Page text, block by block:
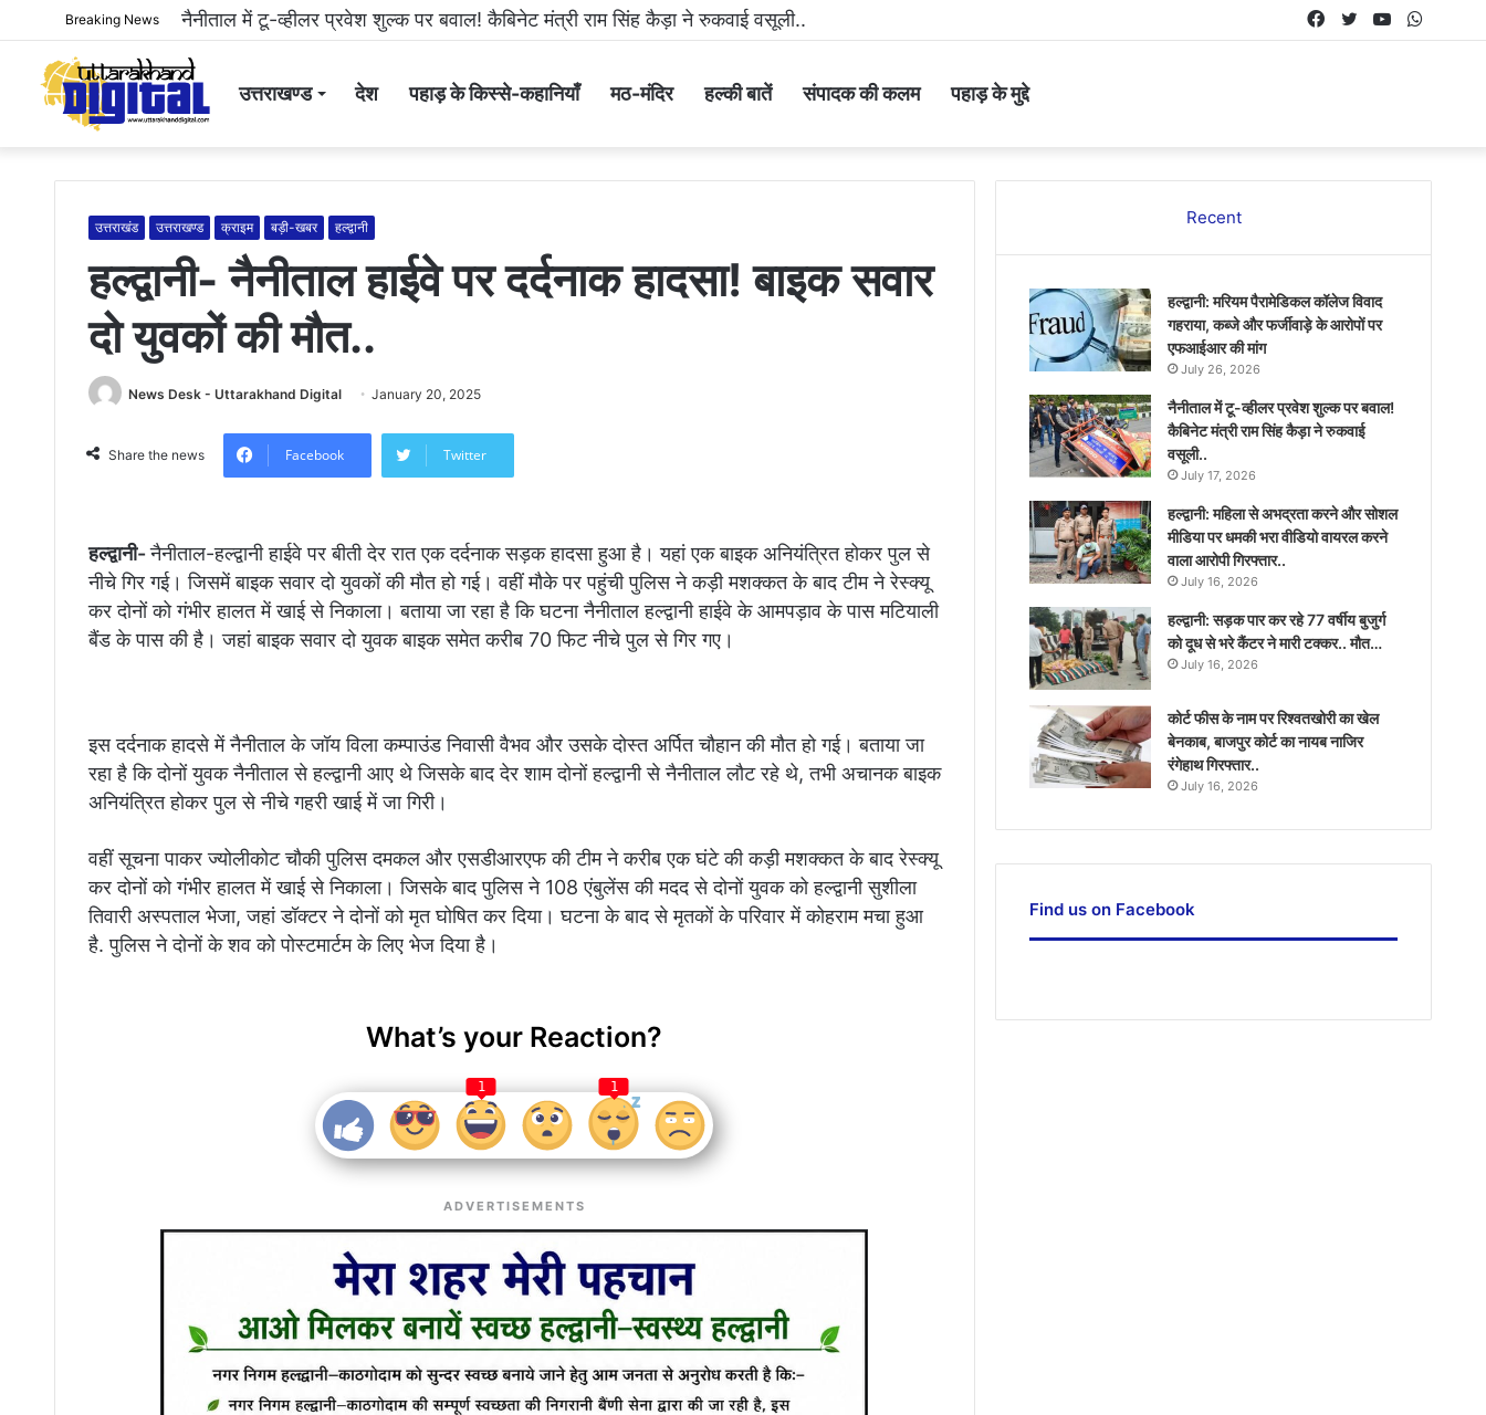
Breaking News हल्द्वानी: महिला से अभद्रता करने और सोशल मीडिया पर धमकी भरा वीडियो वायरल करने वाला आरोपी गिरफ्तार.. YouTube
Twitter
Facebook
उत्तराखण्ड देश पहाड़ के किस्से-कहानियाँ मठ-मंदिर हल्की बातें संपादक की कलम पहाड़ के मुद्दे
उत्तराखंड उत्तराखण्ड क्राइम बड़ी-खबर हल्द्वानी
हल्द्वानी- नैनीताल हाईवे पर दर्दनाक हादसा! बाइक सवार
दो युवकों की मौत..
News Desk - Uttarakhand Digital January 20, 2025
Share the news Facebook Twitter
हल्द्वानी-नैनीताल-हल्द्वानी हाईवे पर बीती देर रात एक दर्दनाक सड़क हादसा हुआ है। यहां एक बाइक अनियंत्रित होकर पुल से
नीचे गिर गई। जिसमें बाइक सवार दो युवकों की मौत हो गई। वहीं मौके पर पहुंची पुलिस ने कड़ी मशक्कत के बाद टीम ने रेस्क्यू
कर दोनों को गंभीर हालत में खाई से निकाला। बताया जा रहा है कि घटना नैनीताल हल्द्वानी हाईवे के आमपड़ाव के पास मटियाली
बैंड के पास की है। जहां बाइक सवार दो युवक बाइक समेत करीब 70 फिट नीचे पुल से गिर गए।
इस दर्दनाक हादसे में नैनीताल के जॉय विला कम्पाउंड निवासी वैभव और उसके दोस्त अर्पित चौहान की मौत हो गई। बताया जा
रहा है कि दोनों युवक नैनीताल से हल्द्वानी आए थे जिसके बाद देर शाम दोनों हल्द्वानी से नैनीताल लौट रहे थे, तभी अचानक बाइक
अनियंत्रित होकर पुल से नीचे गहरी खाई में जा गिरी।
वहीं सूचना पाकर ज्योलीकोट चौकी पुलिस दमकल और एसडीआरएफ की टीम ने करीब एक घंटे की कड़ी मशक्कत के बाद रेस्क्यू
कर दोनों को गंभीर हालत में खाई से निकाला। जिसके बाद पुलिस ने 108 एंबुलेंस की मदद से दोनों युवक को हल्द्वानी सुशीला
तिवारी अस्पताल भेजा, जहां डॉक्टर ने दोनों को मृत घोषित कर दिया। घटना के बाद से मृतकों के परिवार में कोहराम मचा हुआ
है. पुलिस ने दोनों के शव को पोस्टमार्टम के लिए भेज दिया है।
What’s your Reaction?
1 1
ADVERTISEMENTS
Recent
हल्द्वानी: मरियम पैरामेडिकल कॉलेज विवाद
गहराया, कब्जे और फर्जीवाड़े के आरोपों पर
एफआईआर की मांग
July 26, 2026
नैनीताल में टू-व्हीलर प्रवेश शुल्क पर बवाल!
कैबिनेट मंत्री राम सिंह कैड़ा ने रुकवाई
वसूली..
July 17, 2026
हल्द्वानी: महिला से अभद्रता करने और सोशल
मीडिया पर धमकी भरा वीडियो वायरल करने
वाला आरोपी गिरफ्तार..
July 16, 2026
हल्द्वानी: सड़क पार कर रहे 77 वर्षीय बुजुर्ग
को दूध से भरे कैंटर ने मारी टक्कर.. मौत…
July 16, 2026
कोर्ट फीस के नाम पर रिश्वतखोरी का खेल
बेनकाब, बाजपुर कोर्ट का नायब नाजिर
रंगेहाथ गिरफ्तार..
July 16, 2026
Find us on Facebook